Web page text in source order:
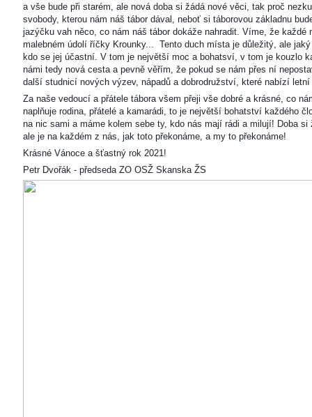
a vše bude při starém, ale nová doba si žádá nové věci, tak proč
svobody, kterou nám náš tábor dával, neboť si táborovou základnu
jazýčku vah něco, co nám náš tábor dokáže nahradit. Víme, že
malebném údolí říčky Krounky... Tento duch místa je důležitý, ale
kdo se jej účastní. V tom je největší moc a bohatsví, v tom je kouzlo
námi tedy nová cesta a pevně věřím, že pokud se nám přes ní
další studnicí nových výzev, nápadů a dobrodružství, které nabízí letní
Za naše vedoucí a přátele tábora všem přeji vše dobré a krásné, co
naplňuje rodina, přátelé a kamarádi, to je největší bohatství každého
na nic sami a máme kolem sebe ty, kdo nás mají rádi a milují! Doba
ale je na každém z nás, jak toto překonáme, a my to překonáme!
Krásné Vánoce a šťastný rok 2021!
Petr Dvořák - předseda ZO OSŽ Skanska ŽS